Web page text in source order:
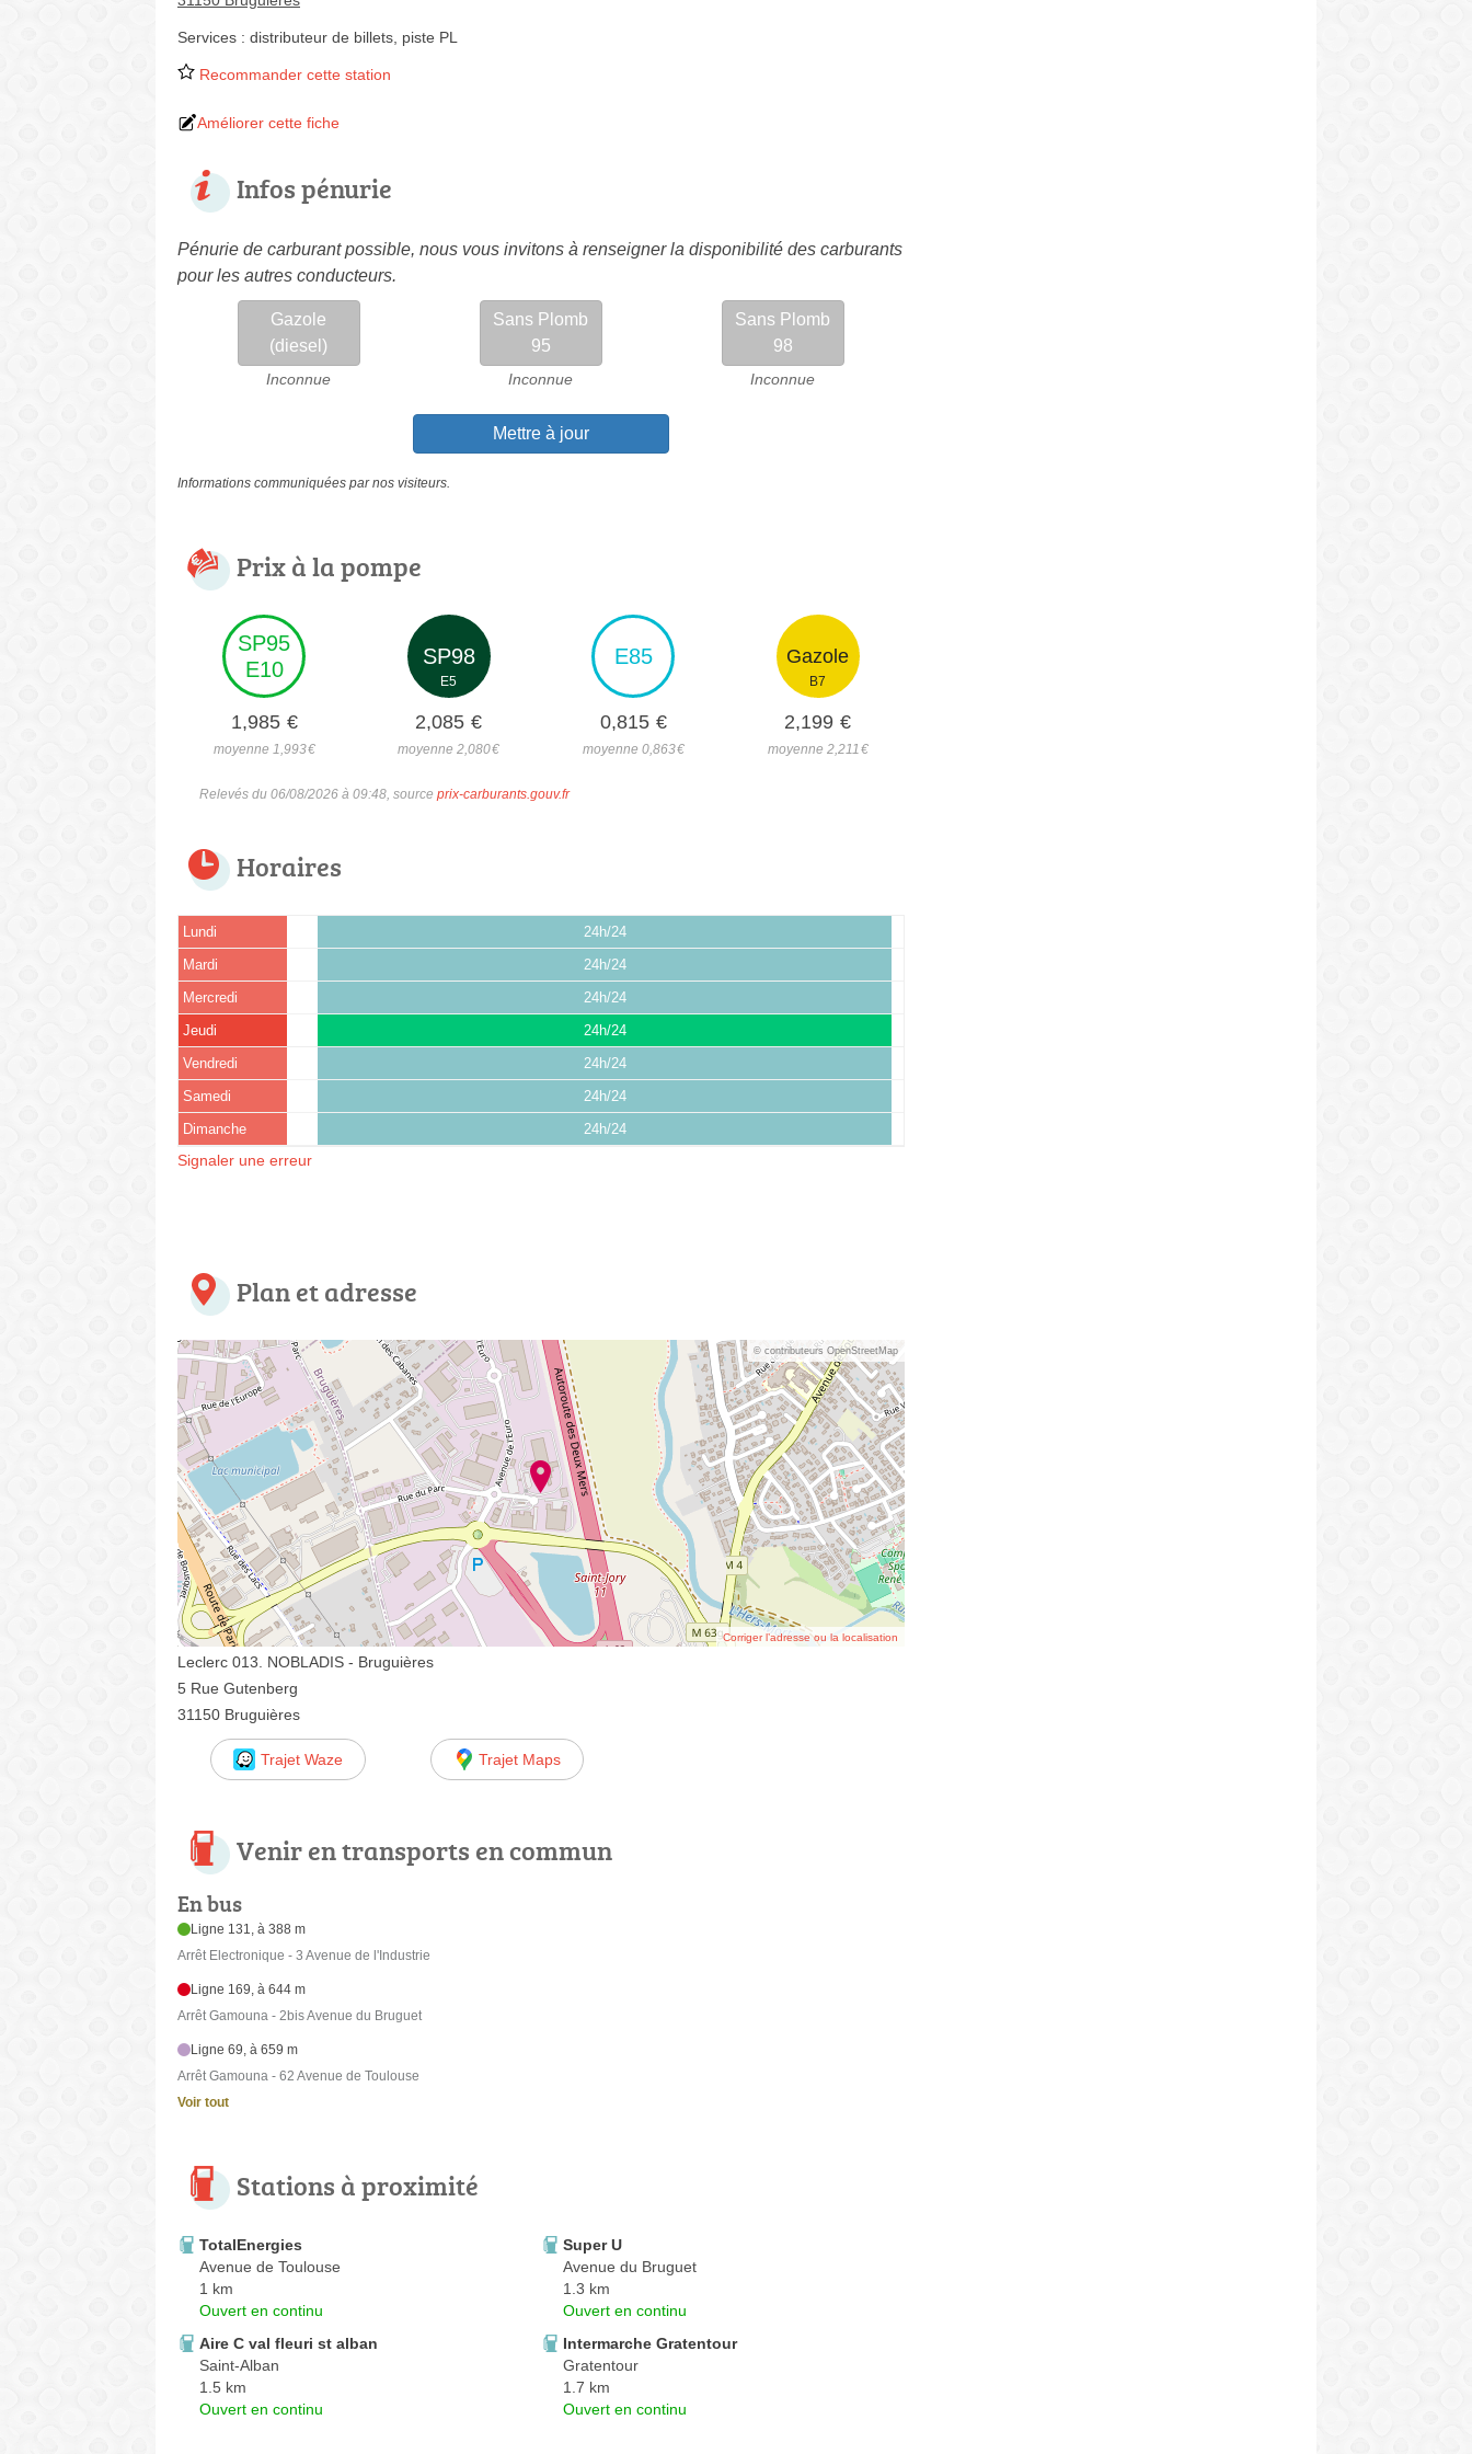
Services : distributeur de billets piste PL
Recommander cette station
Améliorer cette fiche
Infos pénurie
Pénurie de carburant possible, nous vous invitons à renseigner la disponibilité des carburants
pour les autres conducteurs.
Gazole
(diesel)
Inconnue
Sans Plomb
95
Inconnue
Sans Plomb
98
Inconnue
Mettre à jour
Informations communiquées par nos visiteurs.
Prix à la pompe
SP95
E10
1,985 €
moyenne 1,993€
SP98
E5
2,085 €
moyenne 2,080€
E85
0,815 €
moyenne 0,863€
Gazole
B7
2,199 €
moyenne 2,211€
Relevés du 06/08/2026 à 09:48, source prix-carburants.gouv.fr
Horaires
Lundi 24h/24
Mardi 24h/24
Mercredi 24h/24
Jeudi 24h/24
Vendredi 24h/24
Samedi 24h/24
Dimanche 24h/24
Signaler une erreur
Plan et adresse
© contributeurs OpenStreetMap
Corriger l’adresse ou la localisation
Leclerc 013. NOBLADIS - Bruguières
5 Rue Gutenberg
31150 Bruguières
Trajet Waze Trajet Maps
Venir en transports en commun
En bus
Ligne 131, à 388 m
Arrêt Electronique - 3 Avenue de l'Industrie
Ligne 169, à 644 m
Arrêt Gamouna - 2bis Avenue du Bruguet
Ligne 69, à 659 m
Arrêt Gamouna - 62 Avenue de Toulouse
Voir tout
Stations à proximité
TotalEnergies
Avenue de Toulouse
1 km
Ouvert en continu
Super U
Avenue du Bruguet
1.3 km
Ouvert en continu
Aire C val fleuri st alban
Saint-Alban
1.5 km
Ouvert en continu
Intermarche Gratentour
Gratentour
1.7 km
Ouvert en continu